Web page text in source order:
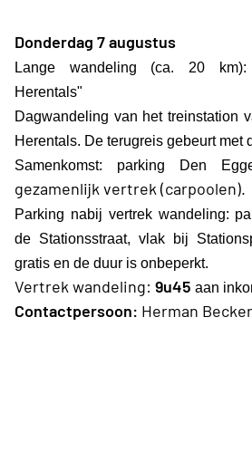
Donderdag 7 augustus
Lange wandeling (ca. 20 km):
Herentals"
Dagwandeling van het treinstation
Herentals. De terugreis gebeurt met
Samenkomst: parking Den
gezamenlijk vertrek (carpoolen).
Parking nabij vertrek wandeling:
de Stationsstraat, vlak bij
gratis en de duur is onbeperkt.
Vertrek wandeling: 9u45 aan
Contactpersoon: Herman